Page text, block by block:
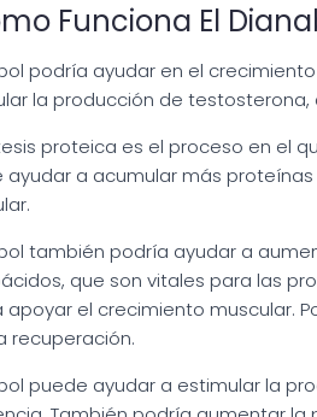
Funciona El
podría ayudar en el
la producción de
proteica es el proceso en el
ayudar a acumular más
también podría ayudar a
que son vitales para las
apoyar el crecimiento muscular.
recuperación.
puede ayudar a estimular la